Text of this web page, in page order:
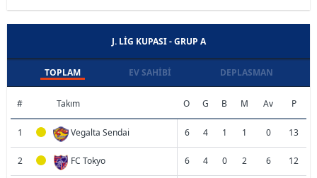
J. LIG KUPASI - GRUP A
TOPLAM EV SAHIBI DEPLASMAN
# Takım O G B M Av P
1 Vegalta Sendai 6 4 1 1 0 13
2 FC Tokyo 6 4 0 2 6 12